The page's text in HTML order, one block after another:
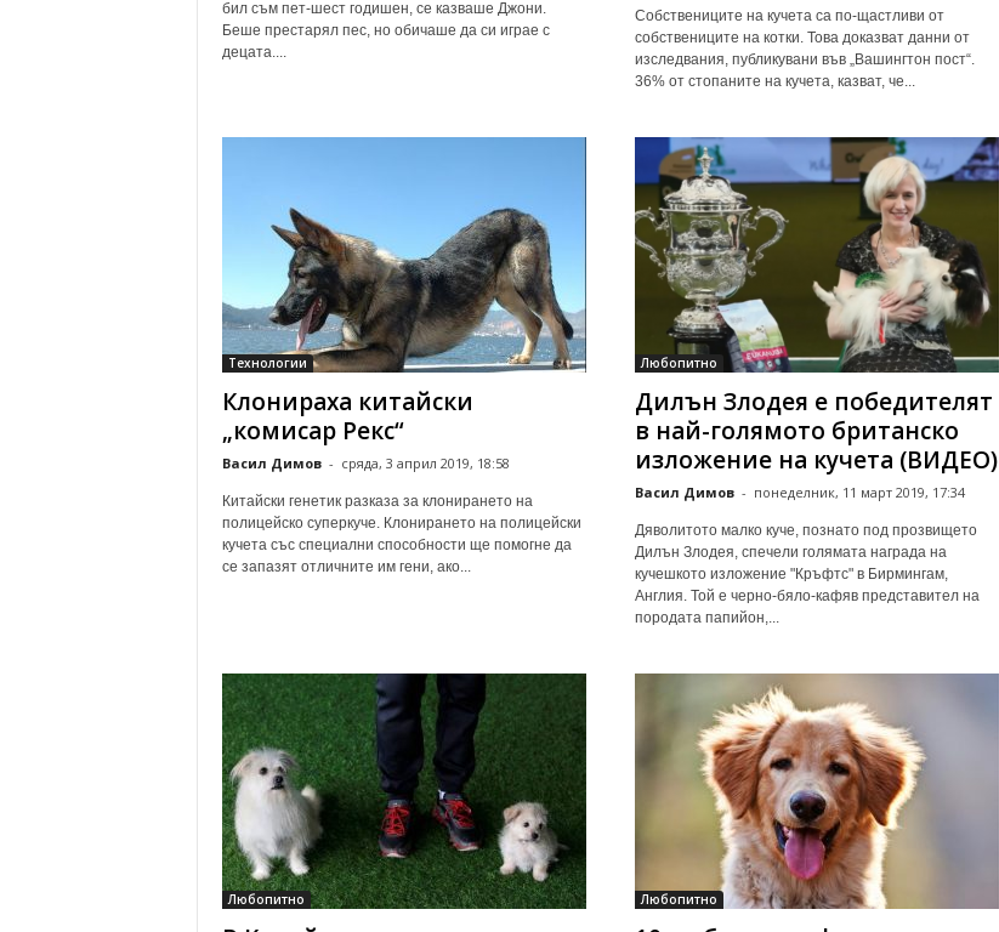
бил съм пет-шест годишен, се казваше Джони.
Беше престарял пес, но обичаше да си играе с
децата....
Собствениците на кучета са по-щастливи от
собствениците на котки. Това доказват данни от
изследвания, публикувани във „Вашингтон пост“.
36% от стопаните на кучета, казват, че...
Технологии
Клонираха китайски
„комисар Рекс“
Васил Димов - сряда, 3 април 2019, 18:58
Китайски генетик разказа за клонирането на
полицейско суперкуче. Клонирането на полицейски
кучета със специални способности ще помогне да
се запазят отличните им гени, ако...
Любопитно
Дилън Злодея е победителят
в най-голямото британско
изложение на кучета (ВИДЕО)
Васил Димов - понеделник, 11 март 2019, 17:34
Дяволитото малко куче, познато под прозвището
Дилън Злодея, спечели голямата награда на
кучешкото изложение "Кръфтс" в Бирмингам,
Англия. Той е черно-бяло-кафяв представител на
породата папийон,...
Любопитно Любопитно